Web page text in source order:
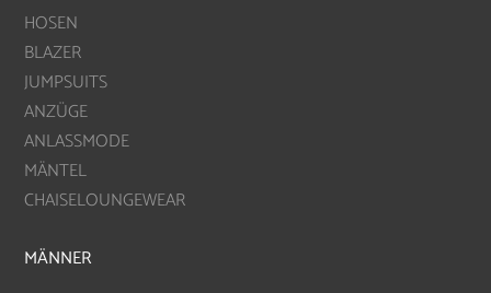
HOSEN
BLAZER
JUMPSUITS
ANZÜGE
ANLASSMODE
MÄNTEL
CHAISELOUNGEWEAR
MÄNNER